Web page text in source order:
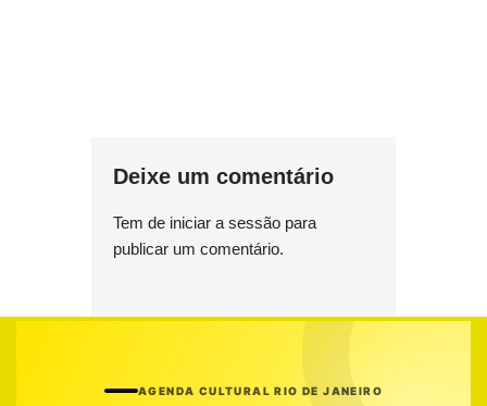
Deixe um comentário
Tem de iniciar a sessão para
publicar um comentário.
AGENDA CULTURAL RIO DE JANEIRO